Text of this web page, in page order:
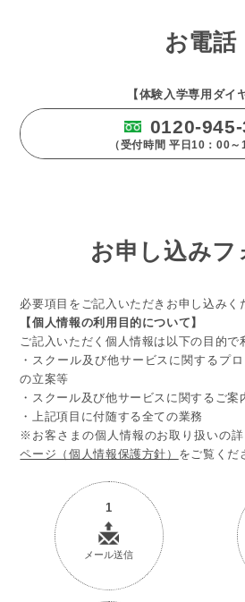
お電話
【体験入学専用ダイ
0120-
（受付時間 平日10：00～
お申し込みフ
必要項目をご記入いただきお申し込みく
【個人情報の利用目的について】
ご記入いただく個人情報は以下の目的で
・スクール及び他サービスに関するプ
の立案等
・スクール及び他サービスに関するご
・上記項目に付随する全ての業務
※お客さまの個人情報のお取り扱いの詳
ページ（個人情報保護方針） をご覧くだ
1
メール送信